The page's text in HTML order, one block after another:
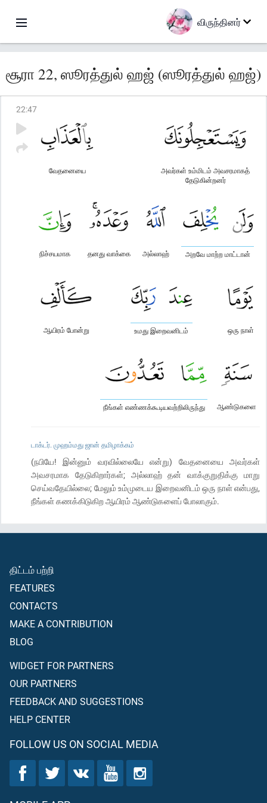
விருந்தினர்
சூரா 22, ஸூரத்துல் ஹஜ் (ஸூரத்துல் ஹஜ்)
22:47
அவர்கள் உம்மிடம் அவசரமாகத்
தேடுகின்றனர்
வேதனையை
அறவே மாற்ற மாட்டான்
அல்லாஹ்
தனது வாக்கை
நிச்சயமாக
ஒரு நாள்
உமது இறைவனிடம்
ஆயிரம் போன்று
ஆண்டுகளை
நீங்கள் எண்ணக்கூடியவற்றிலிருந்து
டாக்டர். முஹம்மது ஜான் தமிழாக்கம்
(நபியே! இன்னும் வரவில்லையே என்று) வேதனையை அவர்கள்
அவசரமாக தேடுகிறார்கள்; அல்லாஹ் தன் வாக்குறுதிக்கு மாறு
செய்வதேயில்லை; மேலும் உம்முடைய இறைவனிடம் ஒரு நாள் என்பது,
நீங்கள் கணக்கிடுகிற ஆயிரம் ஆண்டுகளைப் போலாகும்.
திட்டம் பற்றி
FEATURES
CONTACTS
MAKE A CONTRIBUTION
BLOG
WIDGET FOR PARTNERS
OUR PARTNERS
FEEDBACK AND SUGGESTIONS
HELP CENTER
FOLLOW US ON SOCIAL MEDIA